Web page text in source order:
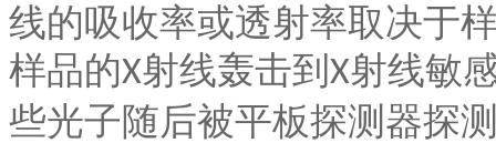
线的吸收率或透射率取决于
样品的X射线轰击到 X射线敏
些光子随后被平板探测器探